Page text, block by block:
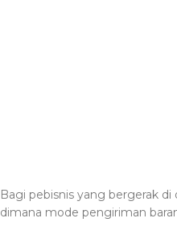
Bagi pebisnis yang bergerak
dimana mode pengiriman